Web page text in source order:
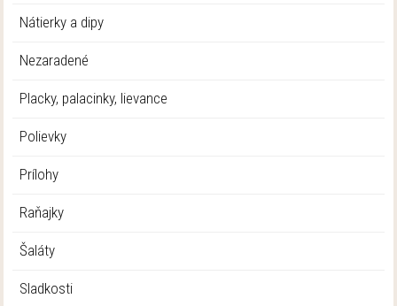
Nátierky a dipy
Nezaradené
Placky, palacinky, lievance
Polievky
Prílohy
Raňajky
Šaláty
Sladkosti